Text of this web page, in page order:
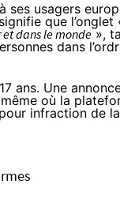
usagers
que l’onglet
dans le monde»,
dans
ans. Une
où la
infraction de